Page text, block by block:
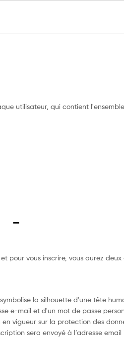
utilisateur, qui contient
–
pour vous inscrire, vous aurez deux
la silhouette d'une tête
e-mail et d'un mot de passe
vigueur sur la protection des
sera envoyé à l’adresse